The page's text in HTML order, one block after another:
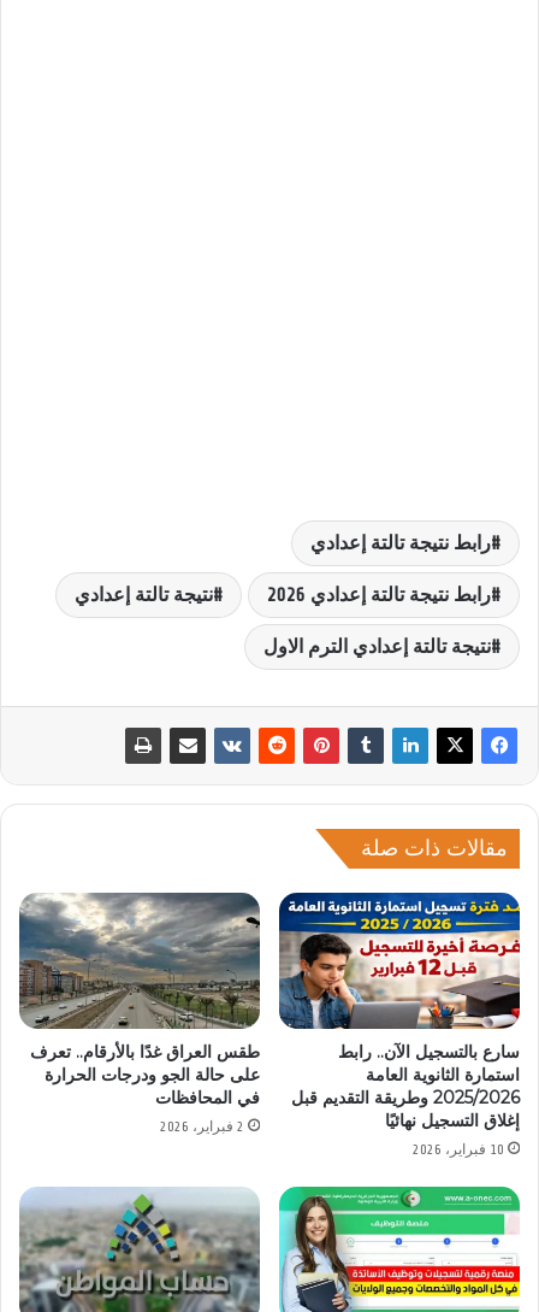
رابط نتيجة تالتة إعدادي
رابط نتيجة تالتة إعدادي 2026 نتيجة تالتة إعدادي
نتيجة تالتة إعدادي الترم الاول
مقالات ذات صلة
سارع بالتسجيل الآن.. رابط
استمارة الثانوية العامة
2025/2026 وطريقة التقديم قبل
إغلاق التسجيل نهائيًا
10 فبراير، 2026
طقس العراق غدًا بالأرقام.. تعرف
على حالة الجو ودرجات الحرارة
في المحافظات
2 فبراير، 2026